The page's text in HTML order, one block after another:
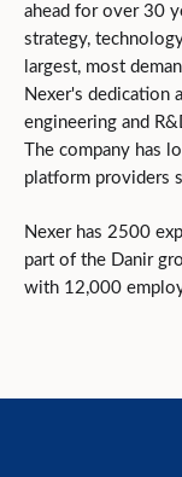
ahead for over 30
strategy,
largest, most
Nexer's dedication
engineering and
The company has
platform providers
Nexer has 2500
part of the Danir
with 12,000